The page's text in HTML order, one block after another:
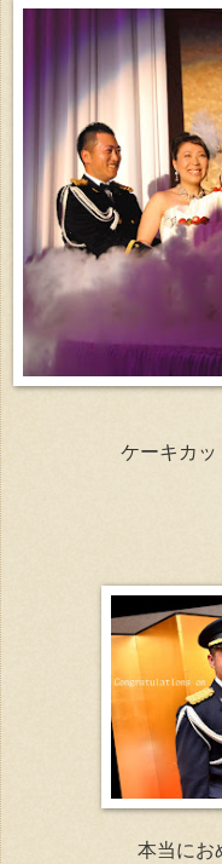
ケーキカッ
本当にお